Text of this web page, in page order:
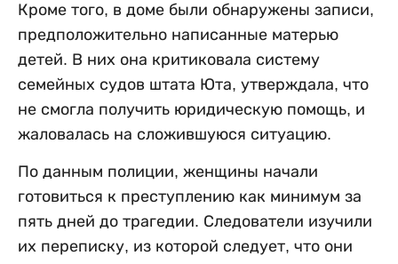
Кроме того, в доме были обнаружены записи,
предположительно написанные матерью
детей. В них она критиковала систему
семейных судов штата Юта, утверждала, что
не смогла получить юридическую помощь, и
жаловалась на сложившуюся ситуацию.
По данным полиции, женщины начали
готовиться к преступлению как минимум за
пять дней до трагедии. Следователи изучили
их переписку, из которой следует, что они